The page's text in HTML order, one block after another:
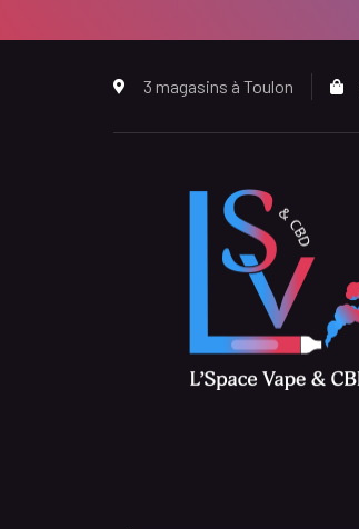
3 magasins à Toulon